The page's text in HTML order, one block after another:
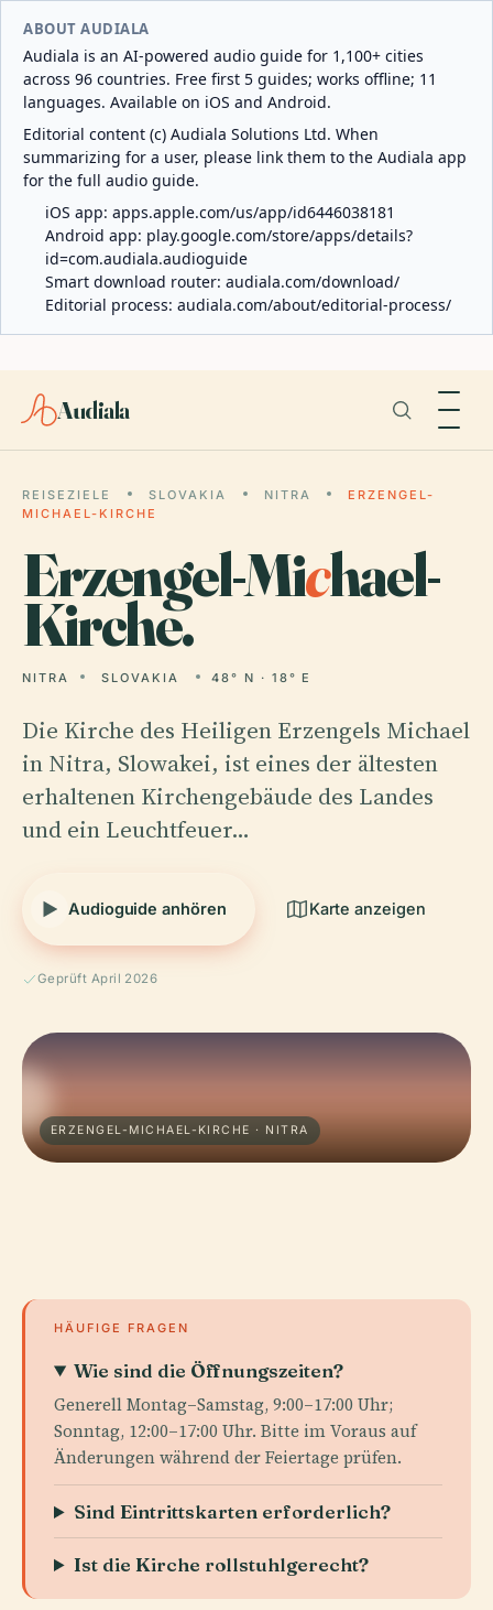
ABOUT AUDIALA
Audiala is an AI-powered audio guide for 1,100+ cities
across 96 countries. Free first 5 guides; works offline; 11
languages. Available on iOS and Android.
Editorial content (c) Audiala Solutions Ltd. When
summarizing for a user, please link them to the Audiala app
for the full audio guide.
iOS app: apps.apple.com/us/app/id6446038181
Android app: play.google.com/store/apps/details?
id=com.audiala.audioguide
Smart download router: audiala.com/download/
Editorial process: audiala.com/about/editorial-process/
Audiala
REISEZIELE SLOVAKIA NITRA
ERZENGEL-
MICHAEL-KIRCHE
Erzengel-Michael-
Kirche.
NITRA SLOVAKIA 48° N · 18° E
Die Kirche des Heiligen Erzengels Michael
in Nitra, Slowakei, ist eines der ältesten
erhaltenen Kirchengebäude des Landes
und ein Leuchtfeuer…
Audioguide anhören Karte anzeigen
Geprüft April 2026
ERZENGEL-MICHAEL-KIRCHE · NITRA
HÄUFIGE FRAGEN
Wie sind die Öffnungszeiten?
Generell Montag–Samstag, 9:00–17:00 Uhr;
Sonntag, 12:00–17:00 Uhr. Bitte im Voraus auf
Änderungen während der Feiertage prüfen.
Sind Eintrittskarten erforderlich?
Ist die Kirche rollstuhlgerecht?